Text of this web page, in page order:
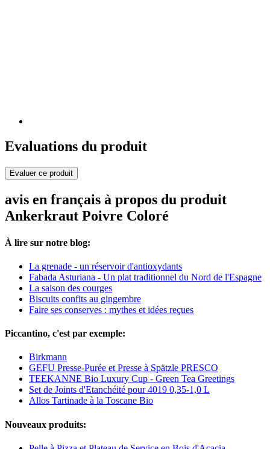
Evaluations du produit
Evaluer ce produit
avis en français à propos du produit
Ankerkraut Poivre Coloré
À lire sur notre blog:
La grenade - un réservoir d'antioxydants
Fabada Asturiana - Un plat traditionnel du Nord de l'Espagne
La saison des courges
Biscuits confits au gingembre
Faire ses conserves : mythes et idées reçues
Piccantino, c'est par exemple:
Birkmann
GEFU Presse-Purée et Presse à Spätzle PRESCO
TEEKANNE Bio Luxury Cup - Green Tea Greetings
Set de Joints d'Etanchéité pour 4019 0,35-1,0 L
Allos Tartinade à la Toscane Bio
Nouveaux produits: